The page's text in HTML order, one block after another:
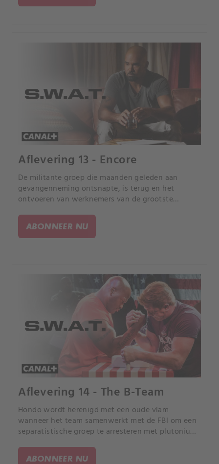
Aflevering 13 - Encore
De militante groep die maanden geleden aan
gevangenneming ontsnapte, is terug en het
ontvoeren van werknemers van de grootste
ABONNEER NU
Aflevering 14 - The B-Team
Hondo wordt herenigd met een oude vlam
wanneer het team samenwerkt met de FBI om een
separatistische groep te arresteren met plutonium
jaarlijkse wedstrijd politie versus brandweer.
ABONNEER NU